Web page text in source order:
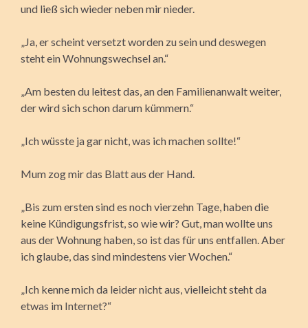
und ließ sich wieder neben mir nieder.
„Ja, er scheint versetzt worden zu sein und deswegen
steht ein Wohnungswechsel an.“
„Am besten du leitest das, an den Familienanwalt weiter,
der wird sich schon darum kümmern.“
„Ich wüsste ja gar nicht, was ich machen sollte!“
Mum zog mir das Blatt aus der Hand.
„Bis zum ersten sind es noch vierzehn Tage, haben die
keine Kündigungsfrist, so wie wir? Gut, man wollte uns
aus der Wohnung haben, so ist das für uns entfallen. Aber
ich glaube, das sind mindestens vier Wochen.“
„Ich kenne mich da leider nicht aus, vielleicht steht da
etwas im Internet?“